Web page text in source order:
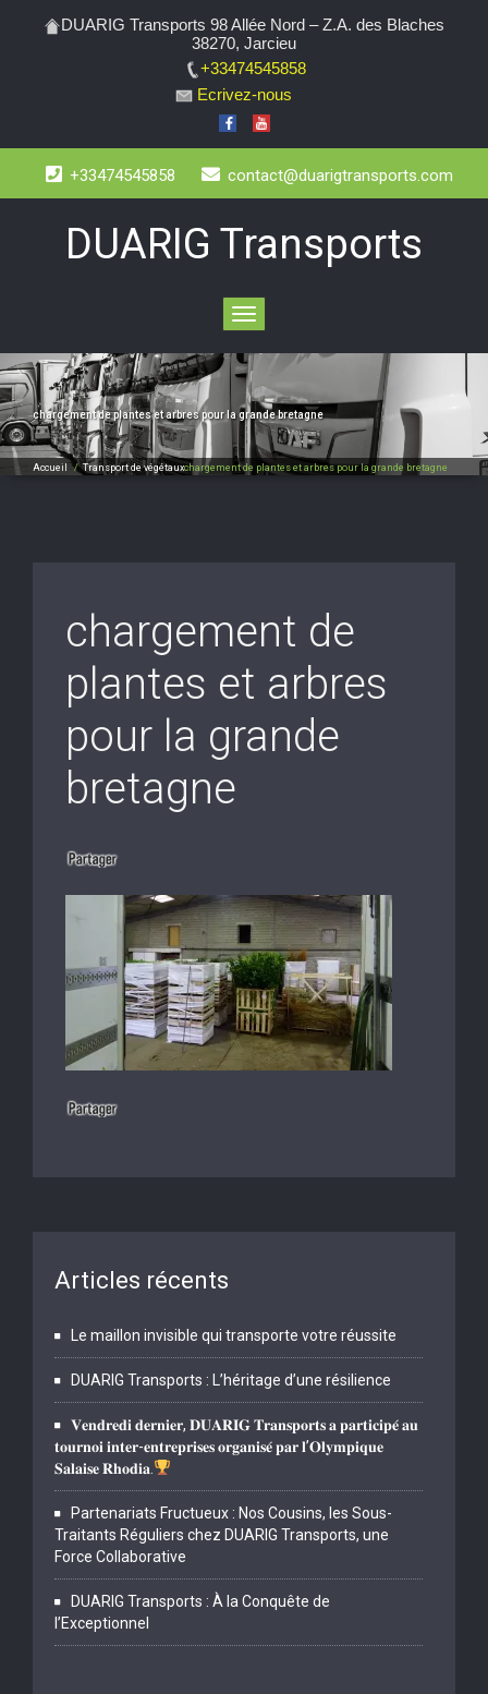
DUARIG Transports 98 Allée Nord – Z.A. des Blaches
38270, Jarcieu
+33474545858
Ecrivez-nous
+33474545858 contact@duarigtransports.com
DUARIG Transports
Toggle
navigation
chargement de plantes et arbres pour la grande bretagne
Accueil /Transport de végétauxchargement de plantes et arbres pour la grande bretagne
chargement de
plantes et arbres
pour la grande
bretagne
Articles récents
Le maillon invisible qui transporte votre réussite
DUARIG Transports : L’héritage d’une résilience
𝐕𝐞𝐧𝐝𝐫𝐞𝐝𝐢 𝐝𝐞𝐫𝐧𝐢𝐞𝐫, 𝐃𝐔𝐀𝐑𝐈𝐆 𝐓𝐫𝐚𝐧𝐬𝐩𝐨𝐫𝐭𝐬 𝐚 𝐩𝐚𝐫𝐭𝐢𝐜𝐢𝐩𝐞́ 𝐚𝐮
𝐭𝐨𝐮𝐫𝐧𝐨𝐢 𝐢𝐧𝐭𝐞𝐫-𝐞𝐧𝐭𝐫𝐞𝐩𝐫𝐢𝐬𝐞𝐬 𝐨𝐫𝐠𝐚𝐧𝐢𝐬𝐞́ 𝐩𝐚𝐫 𝐥’𝐎𝐥𝐲𝐦𝐩𝐢𝐪𝐮𝐞
𝐒𝐚𝐥𝐚𝐢𝐬𝐞 𝐑𝐡𝐨𝐝𝐢𝐚.
Partenariats Fructueux : Nos Cousins, les Sous-
Traitants Réguliers chez DUARIG Transports, une
Force Collaborative
DUARIG Transports : À la Conquête de
l’Exceptionnel